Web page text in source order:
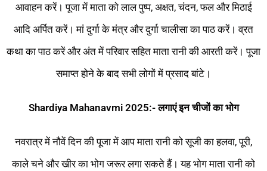
आवाहन करें। पूजा में माता को लाल पुष्प, अक्षत, चंदन, फल और मिठाई
आदि अर्पित करें। मां दुर्गा के मंत्र और दुर्गा चालीसा का पाठ करें। व्रत
कथा का पाठ करें और अंत में परिवार सहित माता रानी की आरती करें। पूजा
समाप्त होने के बाद सभी लोगों में प्रसाद बांटे।
Shardiya Mahanavmi 2025:-लगाएं इन चीजों का भोग
नवरात्र में नौवें दिन की पूजा में आप माता रानी को सूजी का हलवा, पूरी,
काले चने और खीर का भोग जरूर लगा सकते हैं। यह भोग माता रानी को